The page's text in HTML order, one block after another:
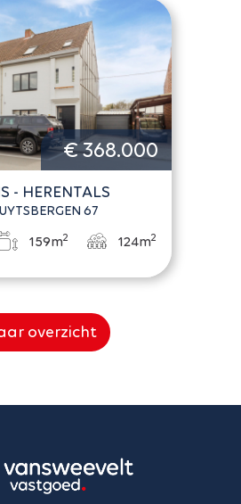
€ 368.000
- HERENTALS
67
159m2 124m2
overzicht